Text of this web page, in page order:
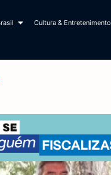
Cultura & Entretenimento